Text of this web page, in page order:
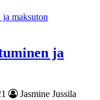
ja
Jasmine Jussila